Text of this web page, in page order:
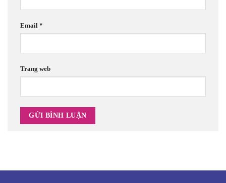
Email *
Trang web